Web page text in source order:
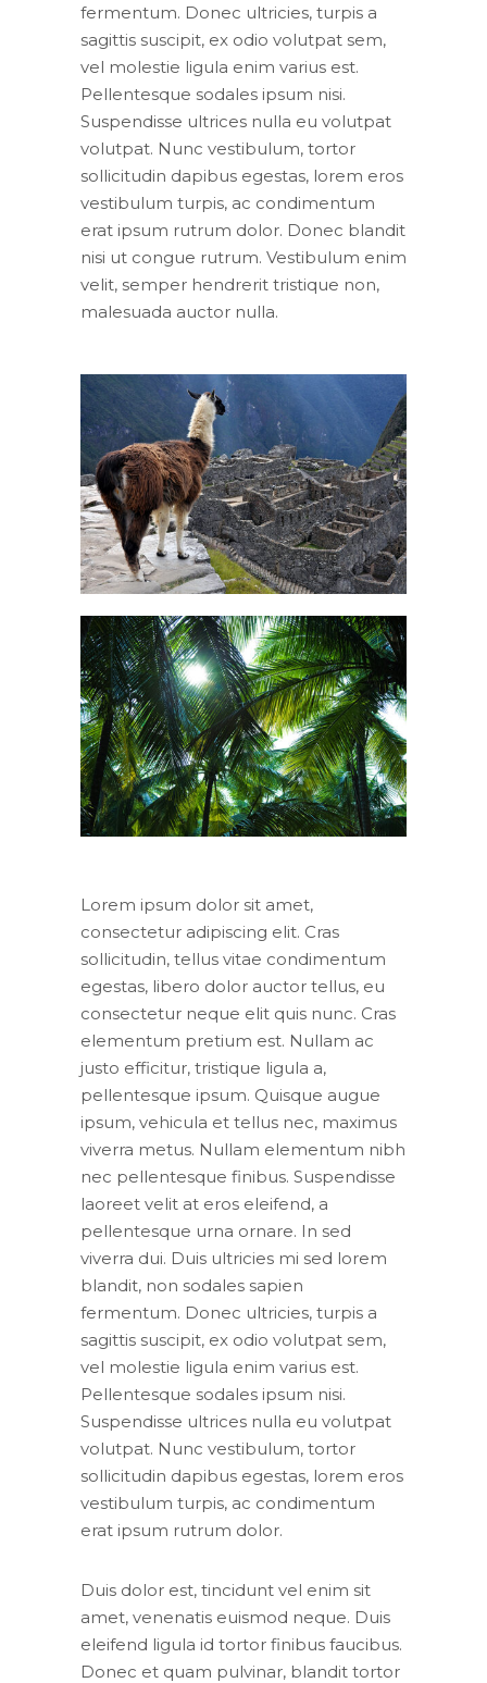
fermentum. Donec ultricies, turpis a
sagittis suscipit, ex odio volutpat sem,
vel molestie ligula enim varius est.
Pellentesque sodales ipsum nisi.
Suspendisse ultrices nulla eu volutpat
volutpat. Nunc vestibulum, tortor
sollicitudin dapibus egestas, lorem eros
vestibulum turpis, ac condimentum
erat ipsum rutrum dolor. Donec blandit
nisi ut congue rutrum. Vestibulum enim
velit, semper hendrerit tristique non,
malesuada auctor nulla.
Lorem ipsum dolor sit amet,
consectetur adipiscing elit. Cras
sollicitudin, tellus vitae condimentum
egestas, libero dolor auctor tellus, eu
consectetur neque elit quis nunc. Cras
elementum pretium est. Nullam ac
justo efficitur, tristique ligula a,
pellentesque ipsum. Quisque augue
ipsum, vehicula et tellus nec, maximus
viverra metus. Nullam elementum nibh
nec pellentesque finibus. Suspendisse
laoreet velit at eros eleifend, a
pellentesque urna ornare. In sed
viverra dui. Duis ultricies mi sed lorem
blandit, non sodales sapien
fermentum. Donec ultricies, turpis a
sagittis suscipit, ex odio volutpat sem,
vel molestie ligula enim varius est.
Pellentesque sodales ipsum nisi.
Suspendisse ultrices nulla eu volutpat
volutpat. Nunc vestibulum, tortor
sollicitudin dapibus egestas, lorem eros
vestibulum turpis, ac condimentum
erat ipsum rutrum dolor.
Duis dolor est, tincidunt vel enim sit
amet, venenatis euismod neque. Duis
eleifend ligula id tortor finibus faucibus.
Donec et quam pulvinar, blandit tortor